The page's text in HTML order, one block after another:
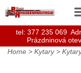
Home > Kytary>
tel: 377 235 069
Prázdninová